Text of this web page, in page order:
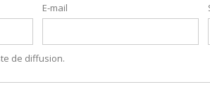
E-mail
de diffusion.